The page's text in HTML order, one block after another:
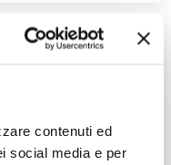
contenuti ed
social media e per